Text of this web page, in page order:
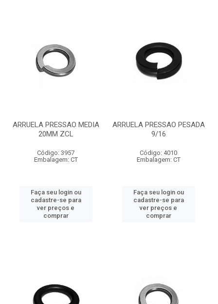
ARRUELA PRESSAO MEDIA
20MM ZCL
Código: 3957
Embalagem: CT
Faça seu login ou
cadastre-se para
ver preços e
comprar
ARRUELA PRESSAO PESADA
9/16
Código: 4010
Embalagem: CT
Faça seu login ou
cadastre-se para
ver preços e
comprar